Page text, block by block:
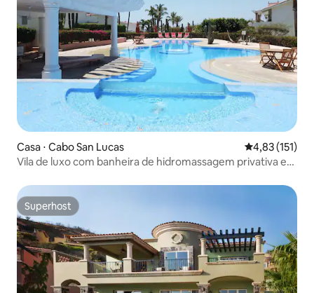
Casa ⋅ Cabo San Lucas 4,83 de uma
4,83 (151)
Vila de luxo com banheira de hidromassagem privativa e
Superhost
Superhost